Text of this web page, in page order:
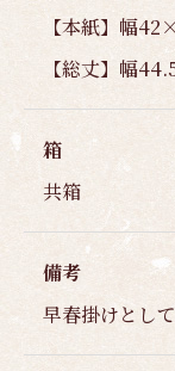
【本紙】幅
【総丈】幅
箱
共箱
備考
早春掛けとし